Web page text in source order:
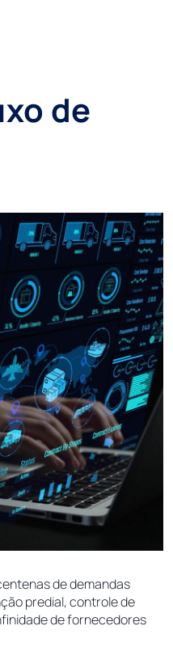
de
de demandas
predial, controle de
de fornecedores